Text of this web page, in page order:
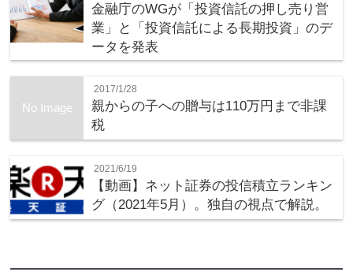
金融庁のWGが「投資信託の押し売り営
業」と「投資信託による長期投資」のデ
ータを発表
No Image
2017/1/28
親からの子への贈与は110万円まで非課
税
2021/6/19
【動画】ネット証券の投信積立ランキン
グ（2021年5月）。独自の視点で解説。